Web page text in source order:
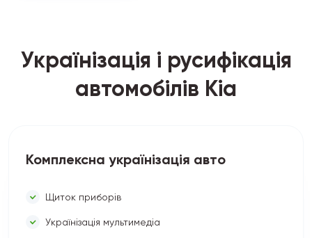
Українізація і русифікація
автомобілів Kia
Комплексна українізація авто
Щиток приборів
Українізація мультимедіа